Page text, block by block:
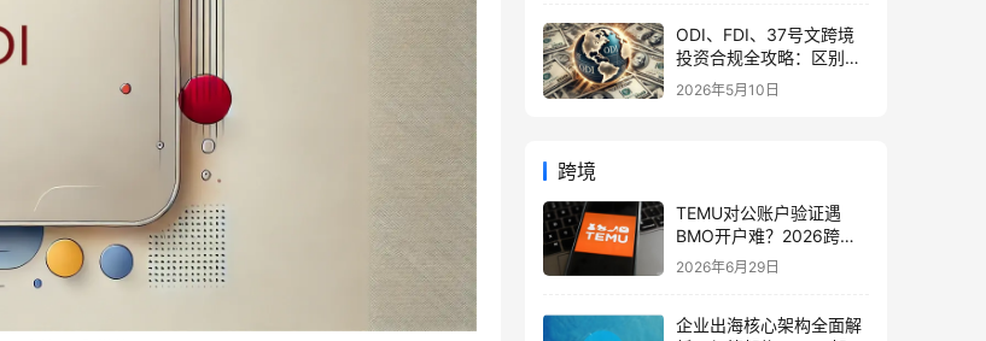
ODI、FDI、37号文跨境
投资合规全攻略：区别、
备案流程与政策详解（附
常见问题）
2026年5月10日
跨境
TEMU对公账户验证遇
BMO开户难？2026跨境
合规全攻略
2026年6月29日
企业出海核心架构全面解